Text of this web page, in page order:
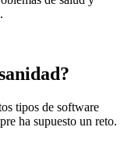
tipos de software
ha supuesto un reto.